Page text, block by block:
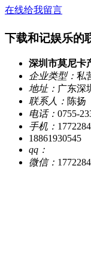
在线给我留言
下载和记娱乐的
深圳市莫尼卡
企业类型： 私
地址： 广东深
联系人： 陈扬
电话： 0755-
手机：
18861930545
qq：
微信：